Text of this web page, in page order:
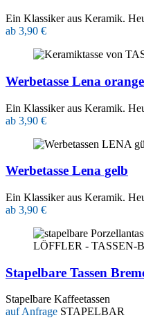
Ein Klassiker aus Keramik.
ab 3,90 €
Werbetasse Lena orange
Ein Klassiker aus Keramik.
ab 3,90 €
Werbetasse Lena gelb
Ein Klassiker aus Keramik.
ab 3,90 €
Stapelbare Tassen
Stapelbare Kaffeetassen
auf Anfrage STAPELBAR